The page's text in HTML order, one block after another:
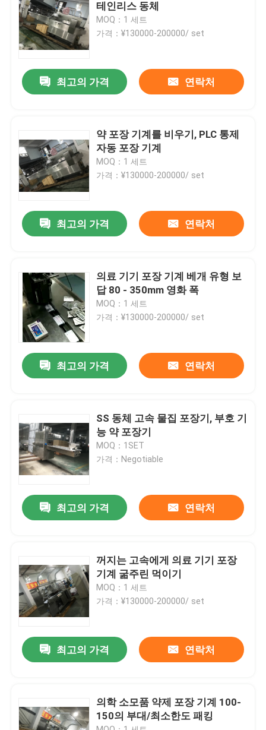
회사 소개
접촉
제품 소개
자동 먹이 곤포기
하드웨어 곤포기
다기능 곤포기
카드 곤포기
테인리스 동체
MOQ：1 세트
가격：¥130000-200000/ set
최고의 가격 연락처
약 포장 기계를 비우기, PLC 통제
자동 포장 기계
MOQ：1 세트
가격：¥130000-200000/ set
최고의 가격 연락처
의료 기기 포장 기계 베개 유형 보
답 80 - 350mm 영화 폭
MOQ：1 세트
가격：¥130000-200000/ set
최고의 가격 연락처
SS 동체 고속 물집 포장기, 부호 기
능 약 포장기
MOQ：1SET
가격：Negotiable
최고의 가격 연락처
꺼지는 고속에게 의료 기기 포장
기계 굶주린 먹이기
MOQ：1 세트
가격：¥130000-200000/ set
최고의 가격 연락처
의학 소모품 약제 포장 기계 100-
150의 부대/최소한도 패킹